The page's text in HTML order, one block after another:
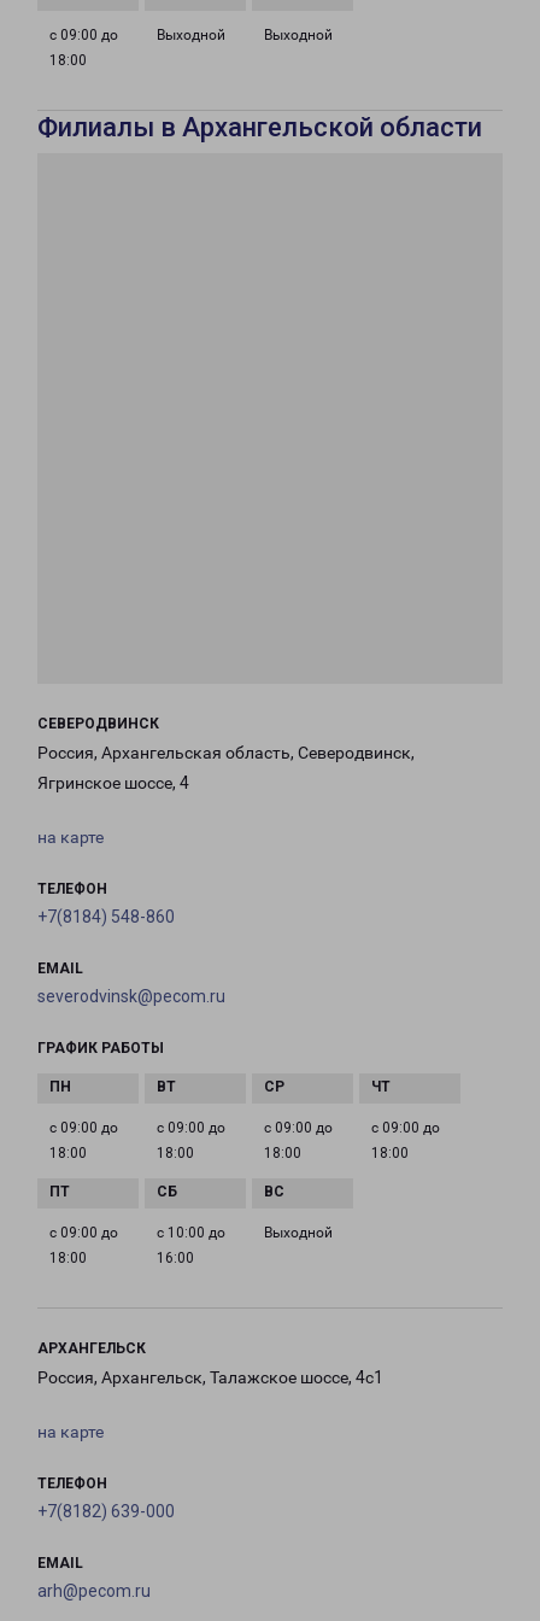
с 09:00 до
18:00
Выходной Выходной
Филиалы в Архангельской области
СЕВЕРОДВИНСК
Россия, Архангельская область, Северодвинск,
Ягринское шоссе, 4
на карте
ТЕЛЕФОН
+7(8184) 548-860
EMAIL
severodvinsk@pecom.ru
ГРАФИК РАБОТЫ
с 09:00 до
18:00
с 09:00 до
18:00
с 09:00 до
18:00
с 09:00 до
18:00
с 09:00 до
18:00
с 10:00 до
16:00
Выходной
АРХАНГЕЛЬСК
Россия, Архангельск, Талажское шоссе, 4с1
на карте
ТЕЛЕФОН
+7(8182) 639-000
EMAIL
arh@pecom.ru